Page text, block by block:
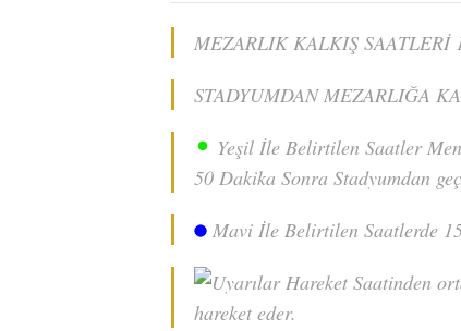
MEZARLIK KALKIŞ SAATLERİ
STADYUMDAN MEZARLIĞA
Yeşil İle Belirtilen Saatler
50 Dakika Sonra Stadyumdan
Mavi İle Belirtilen Saatlerde
Hareket Saatinden
hareket eder.